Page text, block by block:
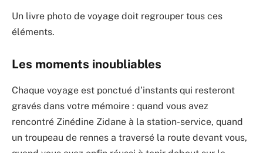
Un livre photo de voyage doit regrouper tous ces
éléments.
Les moments inoubliables
Chaque voyage est ponctué d’instants qui resteront
gravés dans votre mémoire : quand vous avez
rencontré Zinédine Zidane à la station-service, quand
un troupeau de rennes a traversé la route devant vous,